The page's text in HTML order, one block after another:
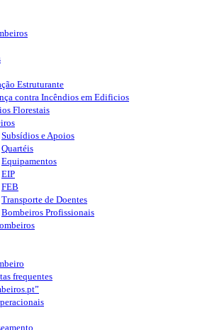
Estruturante
contra Incêndios em Edificios
Florestais
Subsídios e Apoios
Quartéis
Equipamentos
EIP
FEB
Transporte de Doentes
Bombeiros Profissionais
frequentes